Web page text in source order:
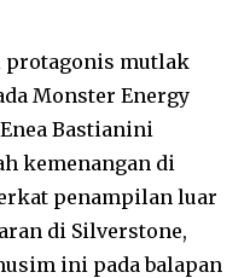
protagonis mutlak
Monster Energy
Bastianini
kemenangan di
penampilan luar
di Silverstone,
ini pada balapan